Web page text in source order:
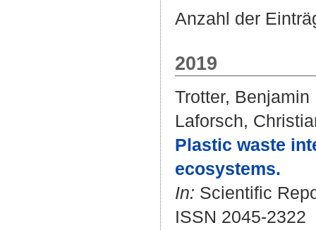
Anzahl der
2019
Trotter, Benjamin
Laforsch,
Plastic waste
ecosystems.
In: Scientific
ISSN 2045-2322